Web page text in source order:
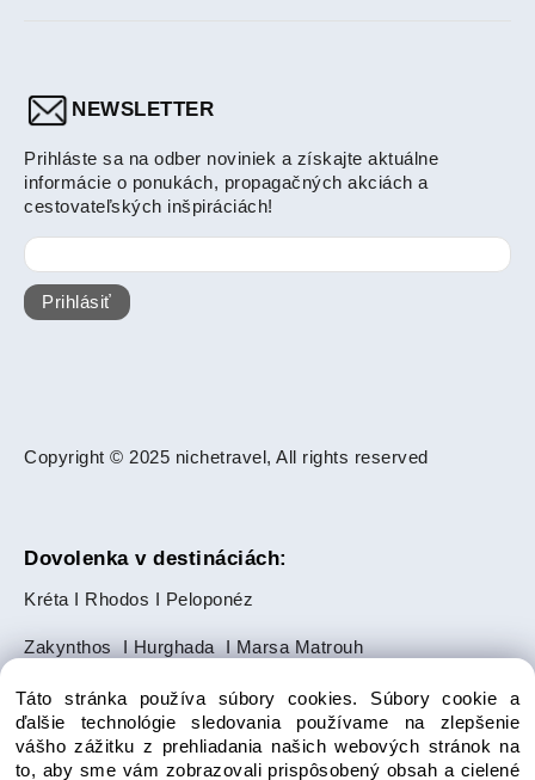
NEWSLETTER
Prihláste sa na odber noviniek a získajte aktuálne
informácie o ponukách, propagačných akciách a
cestovateľských inšpiráciách!
Prihlásiť
Copyright © 2025 nichetravel, All rights reserved
Dovolenka v destináciách:
Kréta Rhodos Peloponéz
Zakynthos Hurghada Marsa Matrouh
Slnečné pobrežieI Zlaté Piesky
Makarská riviéra Ayia Napa IPaphos
Táto stránka používa súbory cookies. Súbory cookie a
ďalšie technológie sledovania používame na zlepšenie
vášho zážitku z prehliadania našich webových stránok na
to, aby sme vám zobrazovali prispôsobený obsah a cielené